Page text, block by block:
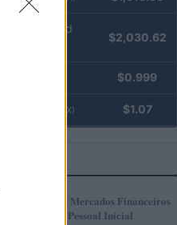
kpk ETH Yield
$2,030.62
$0.999
(USDEX) $1.07
Operar nos Mercados Financeiros
Investimento Pessoal Inicial